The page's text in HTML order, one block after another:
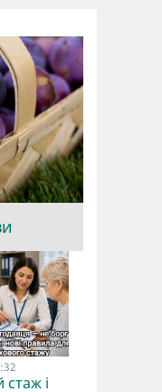
стаж і